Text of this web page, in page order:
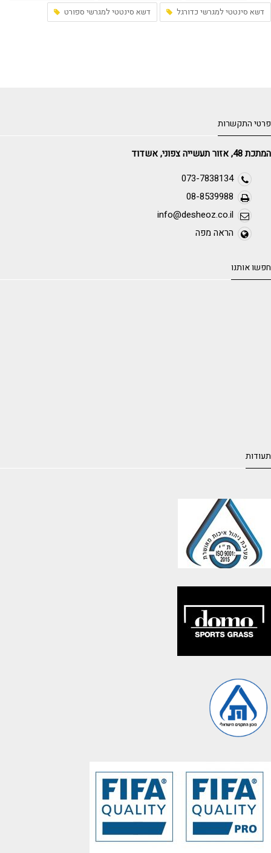
דשא סינטטי למגרשי כדורגל
דשא סינטטי למגרשי ספורט
פרטי התקשרות
המתכת 48, אזור תעשייה צפוני, אשדוד
073-7838134
08-8539988
info@desheoz.co.il
הראה מפה
חפשו אותנו
תעודות